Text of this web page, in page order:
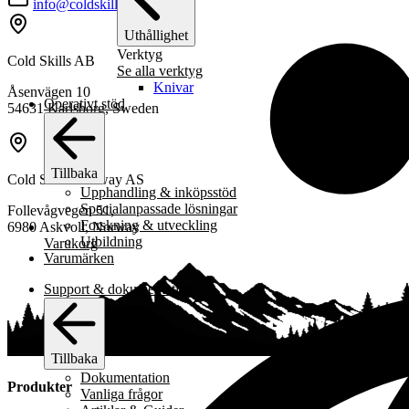
Uthållighet
Verktyg
Se alla verktyg
Knivar
Operativt stöd
Tillbaka
Upphandling & inköpsstöd
Specialanpassade lösningar
Forskning & utveckling
Utbildning
Varumärken
Support & dokumentation
Tillbaka
Dokumentation
Vanliga frågor
Varukorg
info@coldskills.com
Cold Skills AB
Åsenvägen 10
54631 Karlsborg, Sweden
Cold Skills Norway AS
Follevågvegen 51,
6980 Askvoll, Norway
Produkter